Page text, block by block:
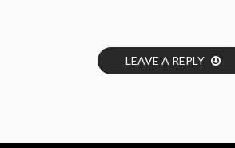
LEAVE A REPLY